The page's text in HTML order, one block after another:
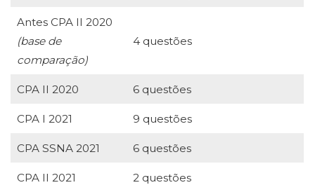
Antes CPA II 2020
(base de
comparação)
4 questões
CPA II 2020 6 questões
CPA I 2021 9 questões
CPA SSNA 2021 6 questões
CPA II 2021 2 questões